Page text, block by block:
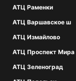
АТЦ Раменки
АТЦ Варшавское ш
АТЦ Измайлово
АТЦ Проспект Мира
АТЦ Зеленоград